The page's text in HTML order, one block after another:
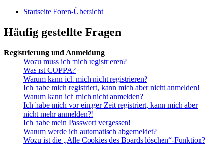
Startseite Foren-Übersicht
Häufig gestellte Fragen
Registrierung und Anmeldung
Wozu muss ich mich registrieren?
Was ist COPPA?
Warum kann ich mich nicht registrieren?
Ich habe mich registriert, kann mich aber nicht anmelden!
Warum kann ich mich nicht anmelden?
Ich habe mich vor einiger Zeit registriert, kann mich aber
nicht mehr anmelden?!
Ich habe mein Passwort vergessen!
Warum werde ich automatisch abgemeldet?
Wozu ist die „Alle Cookies des Boards löschen“-Funktion?